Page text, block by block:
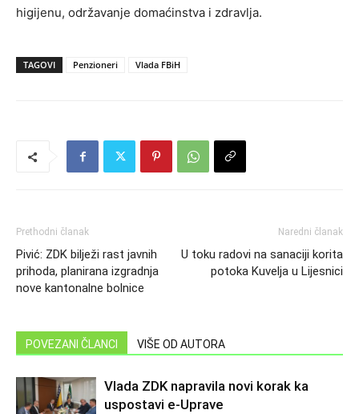
higijenu, održavanje domaćinstva i zdravlja.
TAGOVI Penzioneri Vlada FBiH
Prethodni članak
Pivić: ZDK bilježi rast javnih
prihoda, planirana izgradnja
nove kantonalne bolnice
Naredni članak
U toku radovi na sanaciji korita
potoka Kuvelja u Lijesnici
POVEZANI ČLANCI VIŠE OD AUTORA
Vlada ZDK napravila novi korak ka
uspostavi e-Uprave